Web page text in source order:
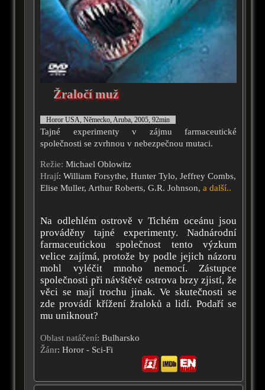
Žraločí muž
Horor USA, Německo, Aruba, 2005, 92min
Tajné experimenty v zájmu farmaceutické
společnosti se zvrhnou v nebezpečnou mutaci.
Režie: Michael Oblowitz
Hrají: William Forsythe, Hunter Tylo, Jeffrey Combs,
Elise Muller, Arthur Roberts, G.R. Johnson, a další..
Na odlehlém ostrově v Tichém oceánu jsou
prováděny tajné experimenty. Nadnárodní
farmaceutickou společnost tento výzkum
velice zajímá, protože by podle jejich názoru
mohl vyléčit mnoho nemocí. Zástupce
společnosti při návštěvě ostrova brzy zjistí, že
věci se mají trochu jinak. Ve skutečnosti se
zde provádí křížení žraloků a lidí. Podaří se
mu uniknout?
Oblast natáčení: Bulharsko
Žánr: Horor - Sci-Fi